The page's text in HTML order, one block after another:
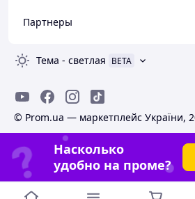
Партнеры
Тема - светлая BETA
© Prom.ua — маркетплейс України,
Насколько
удобно на проме?